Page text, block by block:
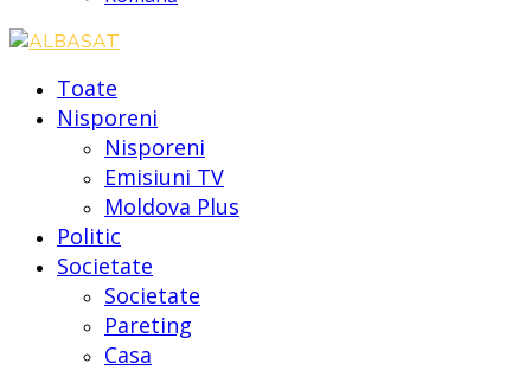
Toate
Nisporeni
Nisporeni
Emisiuni TV
Moldova Plus
Politic
Societate
Societate
Pareting
Casa